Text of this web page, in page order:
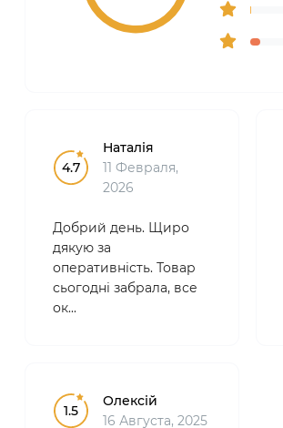
4.7
Наталія
11 Февраля,
2026
Добрий день. Щиро
дякую за
оперативність. Товар
сьогодні забрала, все
ок...
1.5
Олексій
16 Августа, 2025